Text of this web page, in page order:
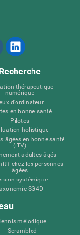
Recherche
thérapeutique
numérique
d'ordinateur
en bonne santé
Pilotes
holistique
âgées en bonne santé
(iTV)
adultes âgés
chez les personnes
âgées
systémique
SG4D
mélodique
Scrambled